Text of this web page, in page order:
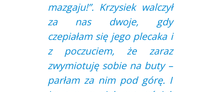
mazgaju!”. Krzysiek walczył
za nas dwoje, gdy
czepiałam się jego plecaka i
z poczuciem, że zaraz
zwymiotuję sobie na buty –
parłam za nim pod górę. I